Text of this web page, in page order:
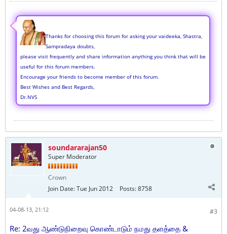
Thanks for choosing this forum for asking your vaideeka, Shastra,
Sampradaya doubts,
please visit frequently and share information anything you think that will be
useful for this forum members.
Encourage your friends to become member of this forum.
Best Wishes and Best Regards,
Dr.NVS
soundararajan50
Super Moderator
Crown
Join Date:Tue Jun 2012 Posts:8758
#3
04-08-13, 21:12
Re: 2வது ஆண்டுநிறைவு கொண்டாடும் நமது தளத்தை &